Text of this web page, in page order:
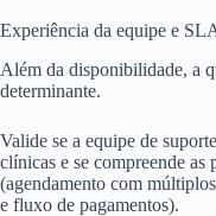
Experiência da equipe e
Além da disponibilidade, a
determinante.
Valide se a equipe de
clínicas e se compreende as
(agendamento com
e fluxo de pagamentos).